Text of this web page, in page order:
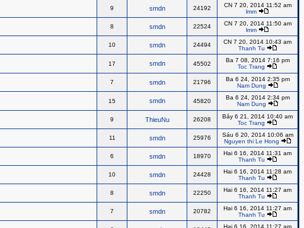
9 smdn 24192
CN 7 20, 2014 11:52 am
lmm
8 smdn 22524
CN 7 20, 2014 11:50 am
lmm
10 smdn 24494
CN 7 20, 2014 10:43 am
Thanh Tu
17 smdn 45502
Ba 7 08, 2014 7:16 pm
Toc Trang
7 smdn 21796
Ba 6 24, 2014 2:35 pm
Nam Dung
15 smdn 45820
Ba 6 24, 2014 2:34 pm
Nam Dung
9 ThieuNu 26208
Bảy 6 21, 2014 10:40 am
Toc Trang
11 smdn 25976
Sáu 6 20, 2014 10:06 am
Nguyen thi Le Hong
6 smdn 18970
Hai 6 16, 2014 11:31 am
Thanh Tu
10 smdn 24428
Hai 6 16, 2014 11:28 am
Thanh Tu
8 smdn 22250
Hai 6 16, 2014 11:27 am
Thanh Tu
7 smdn 20782
Hai 6 16, 2014 11:27 am
Thanh Tu
Hai 6 16, 2014 11:27 am